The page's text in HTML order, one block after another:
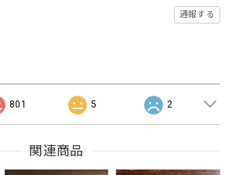
通報する
801 5 2
関連商品